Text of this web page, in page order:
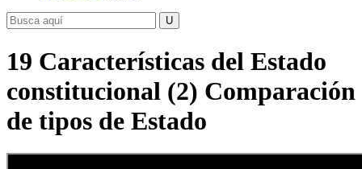
19 Características del Estado
constitucional (2) Comparación
de tipos de Estado